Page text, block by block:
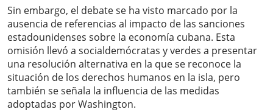
Sin embargo, el debate se ha visto marcado por la
ausencia de referencias al impacto de las sanciones
estadounidenses sobre la economía cubana. Esta
omisión llevó a socialdemócratas y verdes a presentar
una resolución alternativa en la que se reconoce la
situación de los derechos humanos en la isla, pero
también se señala la influencia de las medidas
adoptadas por Washington.